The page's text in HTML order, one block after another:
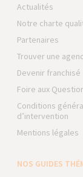
Actualités
Notre charte
Partenaires
Trouver une
Devenir franchisé
Foire aux
Conditions
d’intervention
Mentions légales
NOS GUIDES